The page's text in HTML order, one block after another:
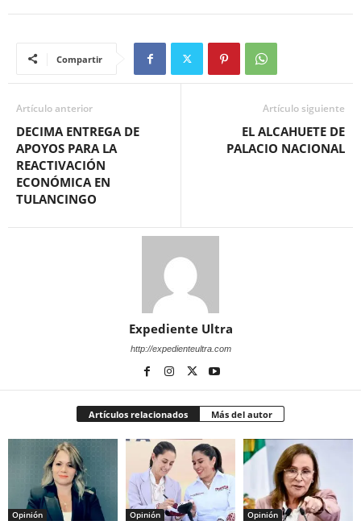
Compartir
Artículo anterior
DECIMA ENTREGA DE
APOYOS PARA LA
REACTIVACIÓN
ECONÓMICA EN
TULANCINGO
Artículo siguiente
EL ALCAHUETE DE
PALACIO NACIONAL
Expediente Ultra
http://expedienteultra.com
Artículos relacionados Más del autor
Opinión Opinión Opinión